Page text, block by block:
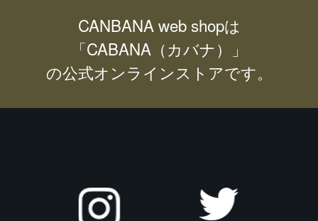
CANBANA web shopは
「CABANA（カバナ）」
の公式オンラインストアです。